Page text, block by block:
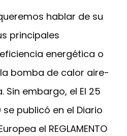
hablar de su
principales
energética o
bomba de calor aire-
embargo, el El 25
publicó en el Diario
el REGLAMENTO